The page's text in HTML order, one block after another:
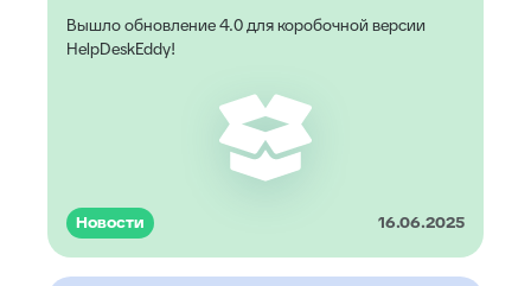
Вышло обновление 4.0 для коробочной версии
HelpDeskEddy!
Новости 16.06.2025